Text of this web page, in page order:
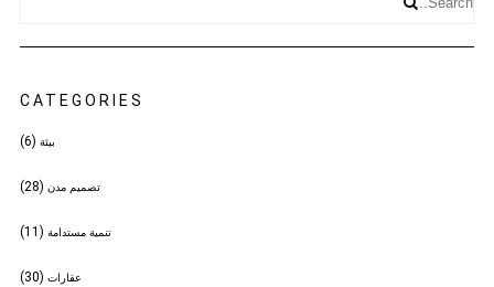
CATEGORIES
بيئة (6)
تصميم مدن (28)
تنمية مستدامة (11)
عقارات (30)